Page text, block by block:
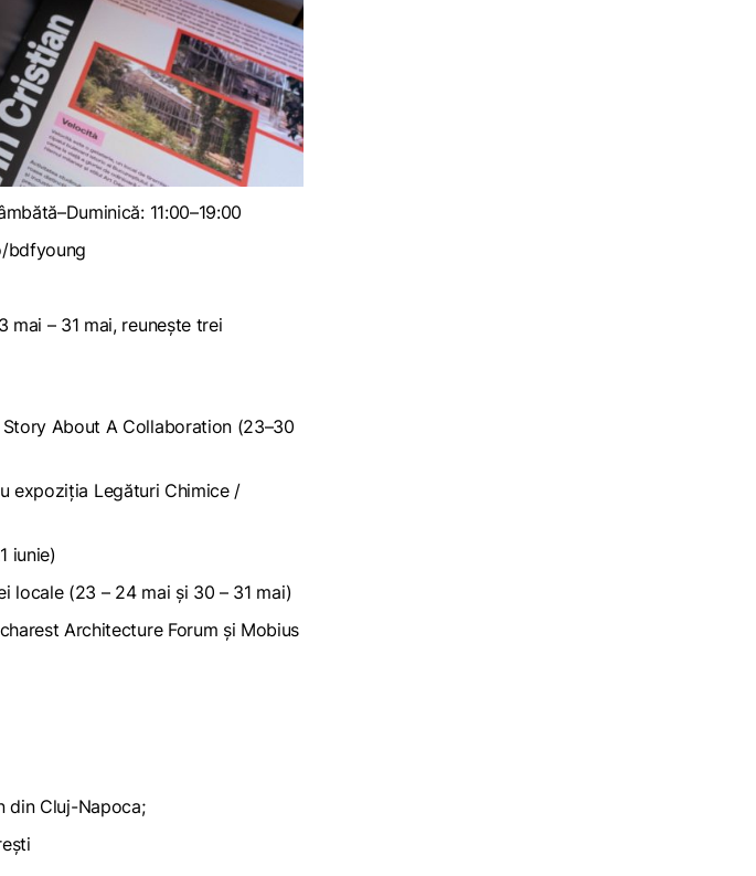
11:00–19:00
bdfyoung
mai – 31 mai, reuneşte trei
About A Collaboration(23–30
expoziția Legături Chimice /
iunie)
(23 – 24 mai și 30 – 31 mai)
Architecture Forum şi Mobius
din Cluj-Napoca;